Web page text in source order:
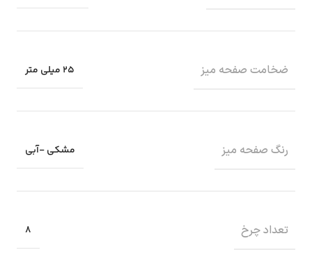
ضخامت صفحه میز 25 میلی متر
رنگ صفحه میز مشکی -آبی
تعداد چرخ 8